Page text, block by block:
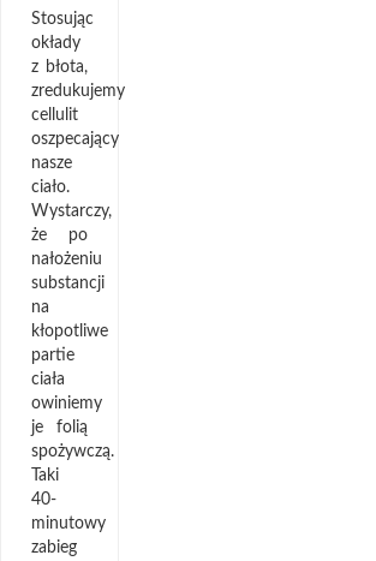
Stosując
okłady
z błota,
zredukujemy
cellulit
oszpecający
nasze
ciało.
Wystarczy,
że po
nałożeniu
substancji
na
kłopotliwe
partie
ciała
owiniemy
je folią
spożywczą.
Taki
40-
minutowy
zabieg